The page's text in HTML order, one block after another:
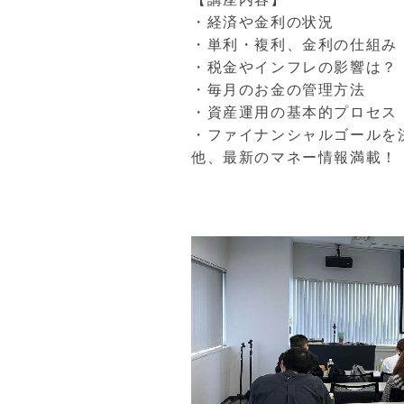
・経済や金利の状況
・単利・複利、金利の仕組み
・税金やインフレの影響は？
・毎月のお金の管理方法
・資産運用の基本的プロセス
・ファイナンシャルゴールを
他、最新のマネー情報満載！